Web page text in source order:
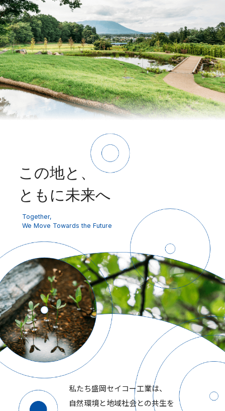
この地と、
ともに未来へ
Together,
We Move Towards the Future
私たち盛岡セイコー工業は、
自然環境と地域社会との共生を